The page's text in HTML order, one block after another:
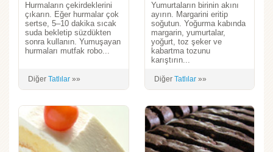
Hurmaların çekirdeklerini
çıkarın. Eğer hurmalar çok
sertse, 5–10 dakika sıcak
suda bekletip süzdükten
sonra kullanın. Yumuşayan
hurmaları mutfak robo...
Diğer Tatlılar »»
Yumurtaların birinin akını
ayırın. Margarini eritip
soğutun. Yoğurma kabında
margarin, yumurtalar,
yoğurt, toz şeker ve
kabartma tozunu
karıştırın...
Diğer Tatlılar»»